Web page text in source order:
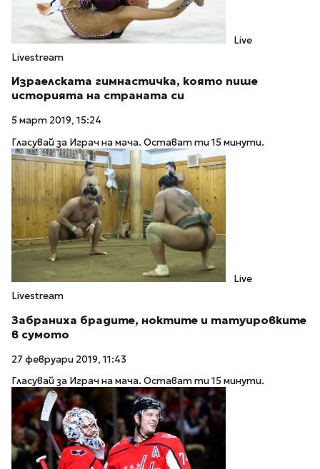
Live
Livestream
Израелската гимнастичка, която пише
историята на страната си
5 март 2019, 15:24
Гласувай за Играч на мача. Остават ти 15 минути.
Live
Livestream
Забраниха брадите, ноктите и татуировките
в сумото
27 февруари 2019, 11:43
Гласувай за Играч на мача. Остават ти 15 минути.